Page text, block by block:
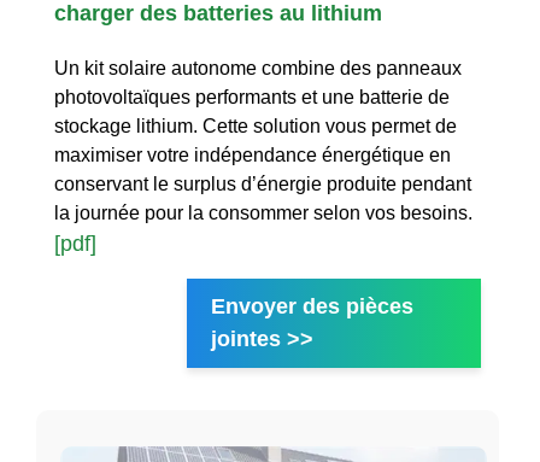
charger des batteries au lithium
Un kit solaire autonome combine des panneaux
photovoltaïques performants et une batterie de
stockage lithium. Cette solution vous permet de
maximiser votre indépendance énergétique en
conservant le surplus d’énergie produite pendant
la journée pour la consommer selon vos besoins.
[pdf]
Envoyer des pièces
jointes >>